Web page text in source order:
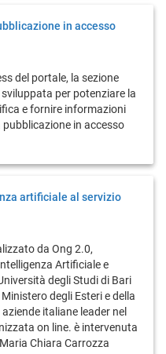
in accesso
del portale, la sezione
sviluppata per potenziare la
e fornire informazioni
in accesso
artificiale al servizio
da Ong 2.0,
Artificiale e
degli Studi di Bari
degli Esteri e della
italiane leader nel
on line. è intervenuta
Chiara Carrozza